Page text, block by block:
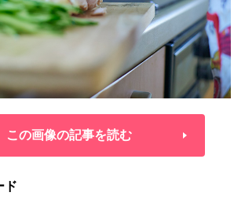
この画像の記事を読む
ド